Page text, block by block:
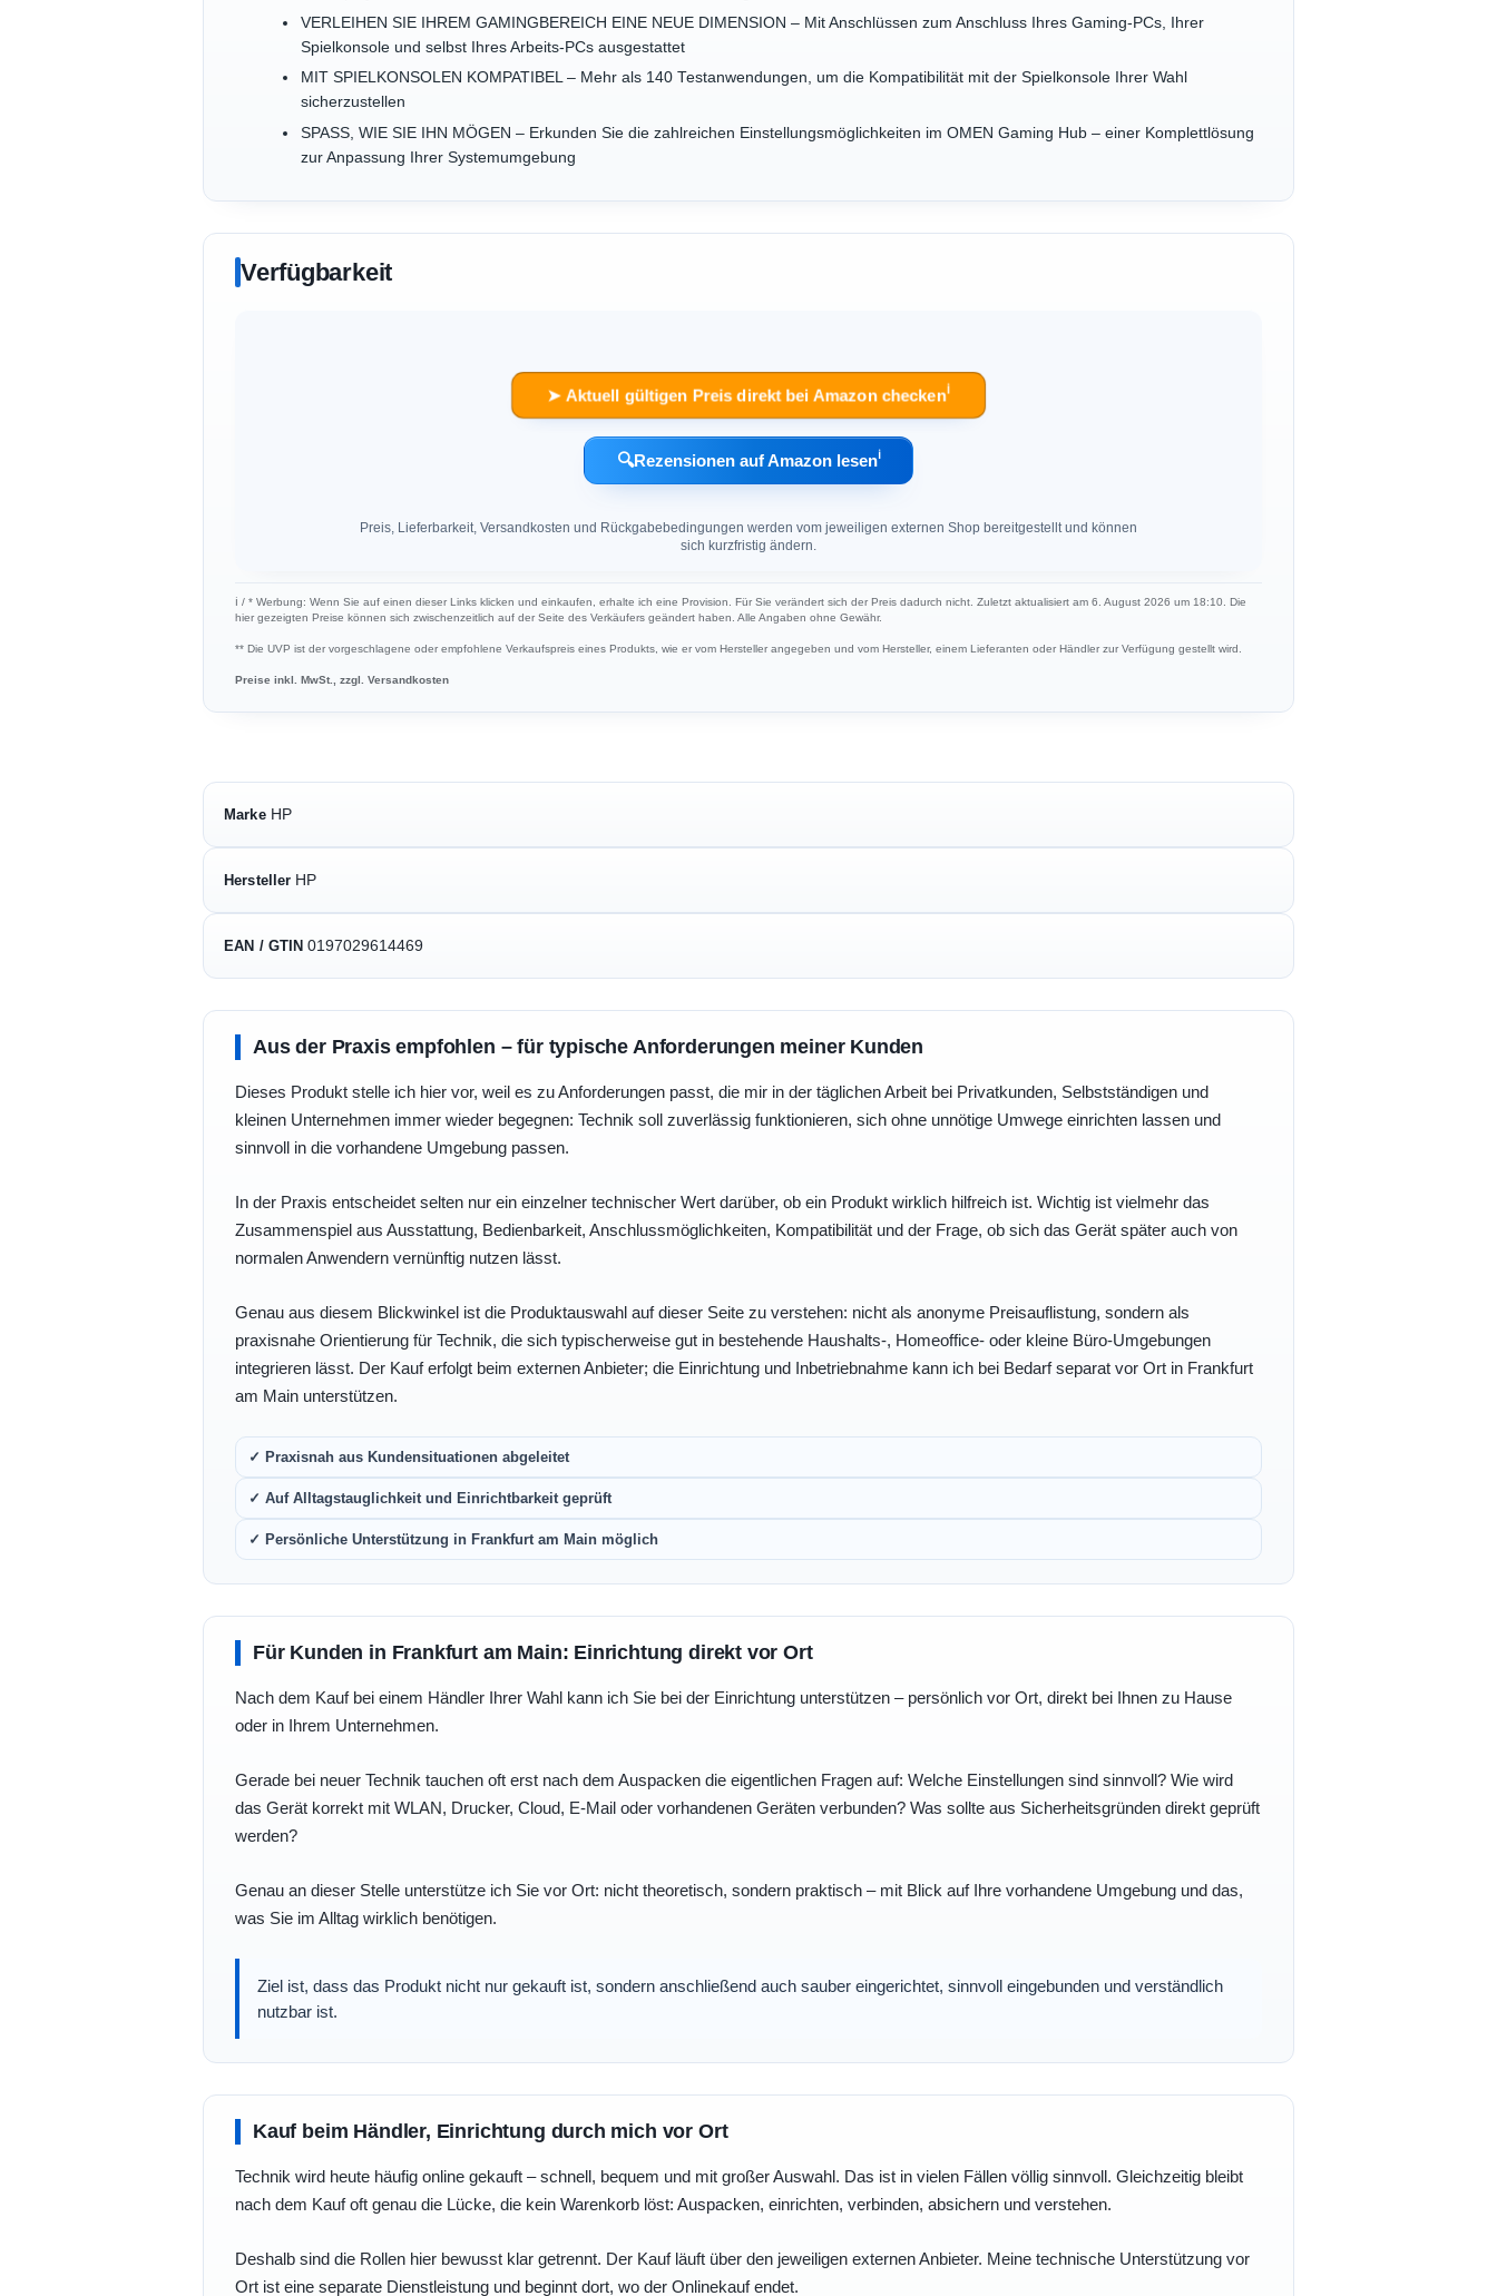
VERLEIHEN SIE IHREM GAMINGBEREICH EINE NEUE DIMENSION – Mit Anschlüssen zum Anschluss Ihres Gaming-PCs, Ihrer
Spielkonsole und selbst Ihres Arbeits-PCs ausgestattet
MIT SPIELKONSOLEN KOMPATIBEL – Mehr als 140 Testanwendungen, um die Kompatibilität mit der Spielkonsole Ihrer Wahl
sicherzustellen
SPASS, WIE SIE IHN MÖGEN – Erkunden Sie die zahlreichen Einstellungsmöglichkeiten im OMEN Gaming Hub – einer Komplettlösung
zur Anpassung Ihrer Systemumgebung
Verfügbarkeit
➤ Aktuell gültigen Preis direkt bei Amazon checkenℹ︎
🔍Rezensionen auf Amazon lesenℹ︎
Preis, Lieferbarkeit, Versandkosten und Rückgabebedingungen werden vom jeweiligen externen Shop bereitgestellt und können
sich kurzfristig ändern.
ℹ︎ / * Werbung: Wenn Sie auf einen dieser Links klicken und einkaufen, erhalte ich eine Provision. Für Sie verändert sich der Preis dadurch nicht. Zuletzt aktualisiert am 6. August 2026 um 18:10. Die
hier gezeigten Preise können sich zwischenzeitlich auf der Seite des Verkäufers geändert haben. Alle Angaben ohne Gewähr.
** Die UVP ist der vorgeschlagene oder empfohlene Verkaufspreis eines Produkts, wie er vom Hersteller angegeben und vom Hersteller, einem Lieferanten oder Händler zur Verfügung gestellt wird.
Preise inkl. MwSt., zzgl. Versandkosten
Marke HP
Hersteller HP
EAN / GTIN 0197029614469
Aus der Praxis empfohlen – für typische Anforderungen meiner Kunden
Dieses Produkt stelle ich hier vor, weil es zu Anforderungen passt, die mir in der täglichen Arbeit bei Privatkunden, Selbstständigen und
kleinen Unternehmen immer wieder begegnen: Technik soll zuverlässig funktionieren, sich ohne unnötige Umwege einrichten lassen und
sinnvoll in die vorhandene Umgebung passen.
In der Praxis entscheidet selten nur ein einzelner technischer Wert darüber, ob ein Produkt wirklich hilfreich ist. Wichtig ist vielmehr das
Zusammenspiel aus Ausstattung, Bedienbarkeit, Anschlussmöglichkeiten, Kompatibilität und der Frage, ob sich das Gerät später auch von
normalen Anwendern vernünftig nutzen lässt.
Genau aus diesem Blickwinkel ist die Produktauswahl auf dieser Seite zu verstehen: nicht als anonyme Preisauflistung, sondern als
praxisnahe Orientierung für Technik, die sich typischerweise gut in bestehende Haushalts-, Homeoffice- oder kleine Büro-Umgebungen
integrieren lässt. Der Kauf erfolgt beim externen Anbieter; die Einrichtung und Inbetriebnahme kann ich bei Bedarf separat vor Ort in Frankfurt
am Main unterstützen.
✓ Praxisnah aus Kundensituationen abgeleitet
✓ Auf Alltagstauglichkeit und Einrichtbarkeit geprüft
✓ Persönliche Unterstützung in Frankfurt am Main möglich
Für Kunden in Frankfurt am Main: Einrichtung direkt vor Ort
Nach dem Kauf bei einem Händler Ihrer Wahl kann ich Sie bei der Einrichtung unterstützen – persönlich vor Ort, direkt bei Ihnen zu Hause
oder in Ihrem Unternehmen.
Gerade bei neuer Technik tauchen oft erst nach dem Auspacken die eigentlichen Fragen auf: Welche Einstellungen sind sinnvoll? Wie wird
das Gerät korrekt mit WLAN, Drucker, Cloud, E-Mail oder vorhandenen Geräten verbunden? Was sollte aus Sicherheitsgründen direkt geprüft
werden?
Genau an dieser Stelle unterstütze ich Sie vor Ort: nicht theoretisch, sondern praktisch – mit Blick auf Ihre vorhandene Umgebung und das,
was Sie im Alltag wirklich benötigen.
Ziel ist, dass das Produkt nicht nur gekauft ist, sondern anschließend auch sauber eingerichtet, sinnvoll eingebunden und verständlich
nutzbar ist.
Kauf beim Händler, Einrichtung durch mich vor Ort
Technik wird heute häufig online gekauft – schnell, bequem und mit großer Auswahl. Das ist in vielen Fällen völlig sinnvoll. Gleichzeitig bleibt
nach dem Kauf oft genau die Lücke, die kein Warenkorb löst: Auspacken, einrichten, verbinden, absichern und verstehen.
Deshalb sind die Rollen hier bewusst klar getrennt. Der Kauf läuft über den jeweiligen externen Anbieter. Meine technische Unterstützung vor
Ort ist eine separate Dienstleistung und beginnt dort, wo der Onlinekauf endet.